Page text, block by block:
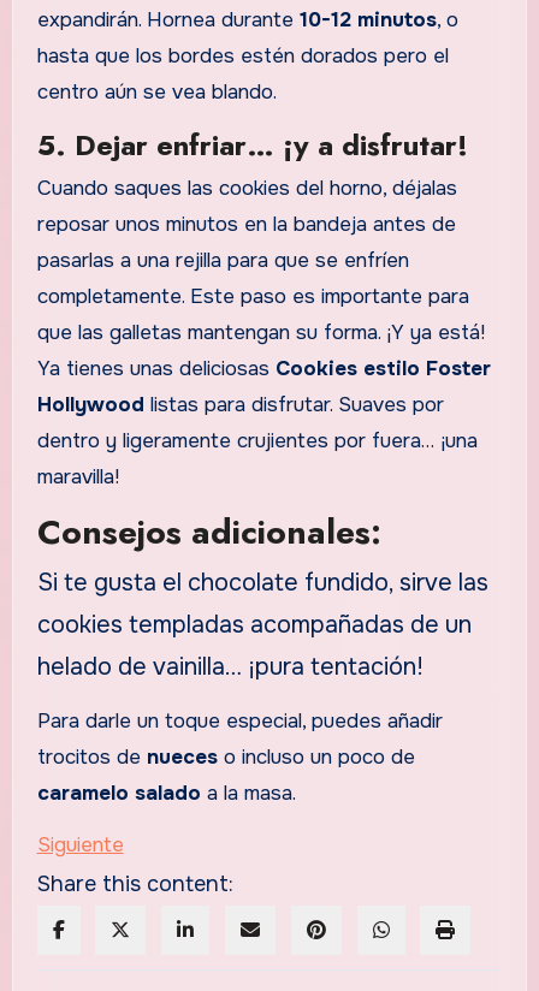
expandirán. Hornea durante 10-12 minutos, o
hasta que los bordes estén dorados pero el
centro aún se vea blando.
5. Dejar enfriar… ¡y a disfrutar!
Cuando saques las cookies del horno, déjalas
reposar unos minutos en la bandeja antes de
pasarlas a una rejilla para que se enfríen
completamente. Este paso es importante para
que las galletas mantengan su forma. ¡Y ya está!
Ya tienes unas deliciosas Cookies estilo Foster
Hollywood listas para disfrutar. Suaves por
dentro y ligeramente crujientes por fuera… ¡una
maravilla!
Consejos adicionales:
Si te gusta el chocolate fundido, sirve las
cookies templadas acompañadas de un
helado de vainilla… ¡pura tentación!
Para darle un toque especial, puedes añadir
trocitos de nueceso incluso un poco de
caramelo salado a la masa.
Siguiente
Share this content: